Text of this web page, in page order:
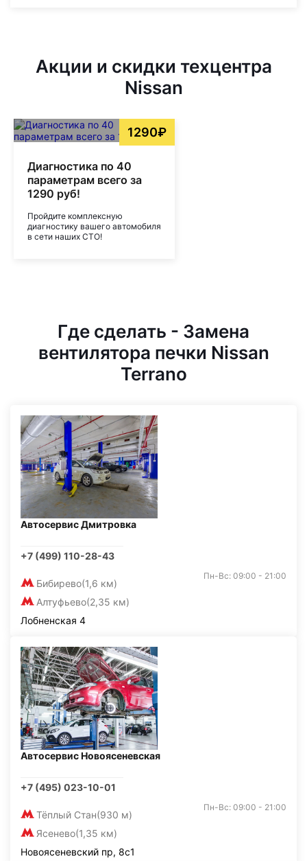
Акции и скидки техцентра
Nissan
1290₽
Диагностика по 40
параметрам всего за
1290 руб!
Пройдите комплексную
диагностику вашего автомобиля
в сети наших СТО!
Где сделать - Замена
вентилятора печки Nissan
Terrano
Автосервис Дмитровка
+7 (499) 110-28-43
Бибирево(1,6 км)
Алтуфьево(2,35 км)
Пн-Вс: 09:00 - 21:00
Лобненская 4
Автосервис Новоясеневская
+7 (495) 023-10-01
Тёплый Стан(930 м)
Ясенево(1,35 км)
Пн-Вс: 09:00 - 21:00
Новоясеневский пр, 8с1